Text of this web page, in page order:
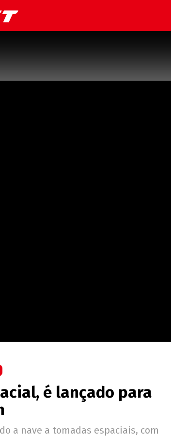
é lançado para
a nave a tomadas espaciais, com